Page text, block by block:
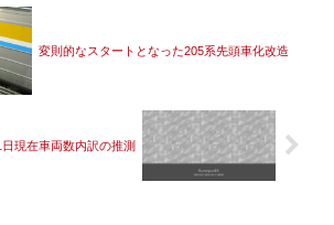
変則的なスタートとなった205系先頭車化改造
現在車両数内訳の推測